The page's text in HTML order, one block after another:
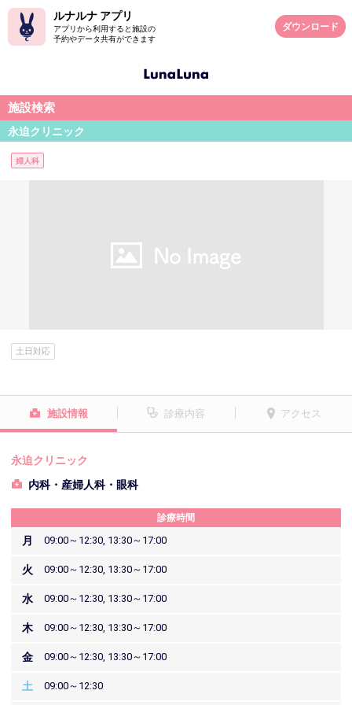
ルナルナ アプリ
アプリから利用すると施設の
予約やデータ共有ができます
ダウンロード
施設検索
永迫クリニック
婦人科
土日対応
施設情報 診療内容 アクセス
永迫クリニック
内科・産婦人科・眼科
診療時間
月 09:00～12:30, 13:30～17:00
火 09:00～12:30, 13:30～17:00
水 09:00～12:30, 13:30～17:00
木 09:00～12:30, 13:30～17:00
金 09:00～12:30, 13:30～17:00
土 09:00～12:30